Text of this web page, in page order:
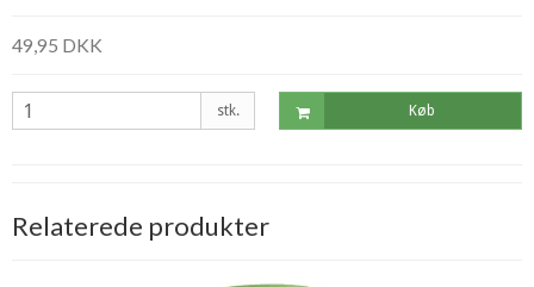
49,95 DKK
stk. Køb
Relaterede produkter